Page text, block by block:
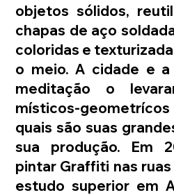
objetos sólidos,
chapas de aço
coloridas e
o meio. A cidade e
meditação o
místicos-
quais são suas
sua produção. Em
pintar Graffiti nas
estudo superior em